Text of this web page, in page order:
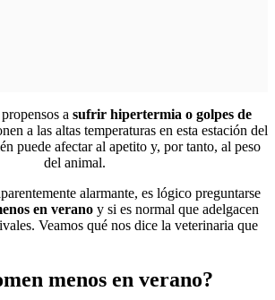
a sufrir hipertermia o golpes de
a las altas temperaturas en esta estación del
puede afectar al apetito y, por tanto, al peso
del animal.
alarmante, es lógico preguntarse
en verano y si es normal que adelgacen
Veamos qué nos dice la veterinaria que
menos en verano?